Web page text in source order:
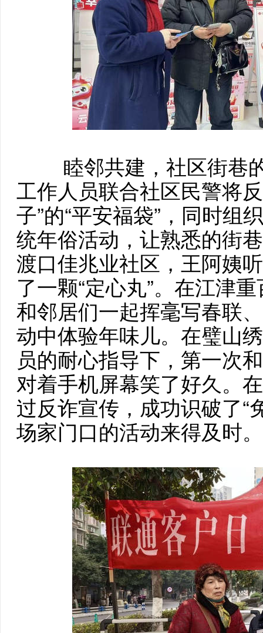
睦邻共建，社区街巷
工作人员联合社区民警将
子”的“平安福袋”，同时组
统年俗活动，让熟悉的街
渡口佳兆业社区，王阿姨
了一颗“定心丸”。在江津
和邻居们一起挥毫写春联
动中体验年味儿。在璧山
员的耐心指导下，第一次
对着手机屏幕笑了好久。
过反诈宣传，成功识破了“
场家门口的活动来得及时。